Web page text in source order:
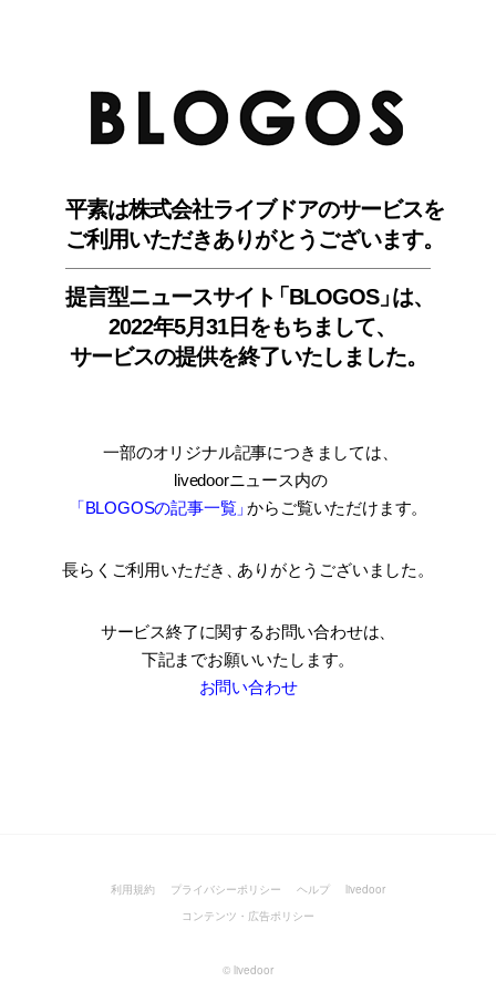
平素は株式会社ライブドアのサービスを
ご利用いただきありがとうございます。
提言型ニュースサイ ト「BLOGOS」は、
2022年5月31日をもちまして、
サービスの提供を終了いたしました。
一部のオリジナル記事につきましては
livedoorニュース内の
「BLOGOSの記事一覧」からご覧いただけます。
長らくご利用いただき ありがとうございました。
サービス終了に関するお問い合わせは、
下記までお願いいたします。
お問い合わせ
利用規約 プライバシーポリシー ヘルプ
livedoor
コンテンツ・広告ポリシー
© livedoor